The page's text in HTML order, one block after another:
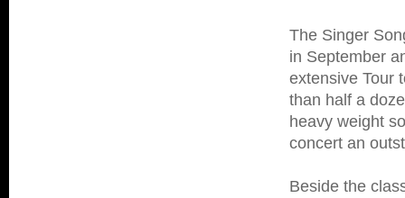
The Singer
in September
extensive Tour
than half a
heavy weight
concert an
Beside the